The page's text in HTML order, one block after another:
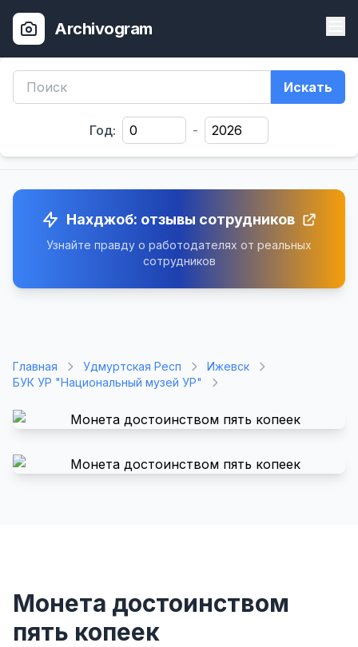
Archivogram
Искать
Год: -
Нахджоб: отзывы сотрудников
Узнайте правду о работодателях от реальных
сотрудников
Главная Удмуртская Респ
Ижевск
БУК УР "Национальный музей УР"
Монета достоинством
пять копеек